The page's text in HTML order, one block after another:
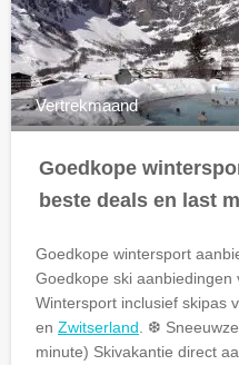
Vertrekmaand
Goedkope
beste deals en last
Goedkope wintersport
Goedkope ski aanbiedingen
Wintersport inclusief skipas
en Zwitserland . ❆
minute) Skivakantie direct